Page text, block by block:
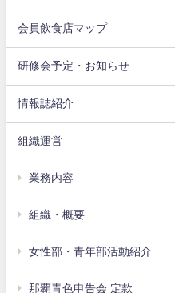
会員飲食店マップ
研修会予定・お知らせ
情報誌紹介
組織運営
業務内容
組織・概要
女性部・青年部活動紹介
那覇青色申告会 定款